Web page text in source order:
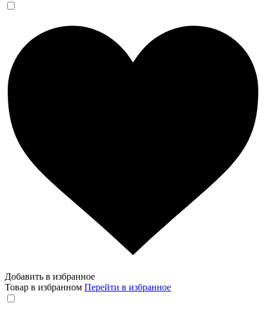
Добавить в избранное
Товар в избранном Перейти в избранное